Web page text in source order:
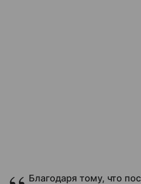
Благодаря тому, что